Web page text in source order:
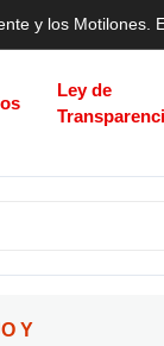
y los Motilones.
Ley de
Y